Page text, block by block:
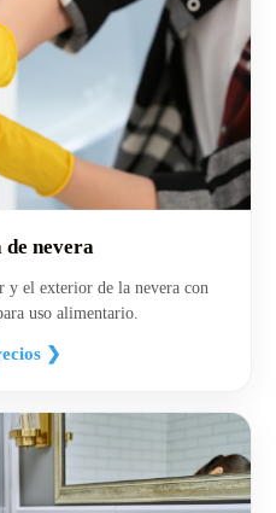
nevera
el exterior de la nevera con
uso alimentario.
❯